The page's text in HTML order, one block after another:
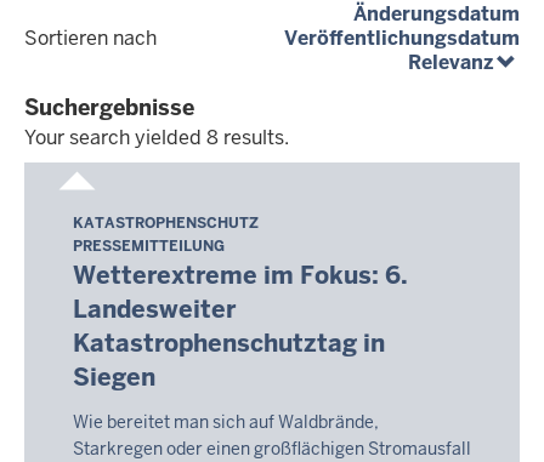
dd.mm.yyyy
Sortieren nach
Änderungsdatum
Veröffentlichungsdatum
Relevanz
Suchergebnisse
Your search yielded 8 results.
Your
yielded
results.
Samstag,
8.
August
2026
-
14:06
KATASTROPHENSCHUTZ
PRESSEMITTEILUNG
Wetterextreme im Fokus: 6.
Landesweiter
Katastrophenschutztag in
Siegen
Wie bereitet man sich auf Waldbrände,
Starkregen oder einen großflächigen Stromausfall